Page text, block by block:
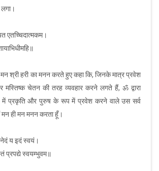
एतच्चिदात्मकम।
श्री हरी का मनन करते हुए कहा कि, जिनके मात्र प्रवेश
मस्तिष्क चेतन की तरह व्यवहार करने लगते हैं, ॐ द्वारा
में प्रकृति और पुरुष के रूप में प्रवेश करने वाले उस सर्व
मन ही मन मनन करता हूँ।
य इदं स्वयं।
प्रपद्ये स्वयम्भुवम॥